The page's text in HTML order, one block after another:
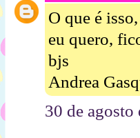
O que é isso,
eu quero,
bjs
Andrea
30 de agosto